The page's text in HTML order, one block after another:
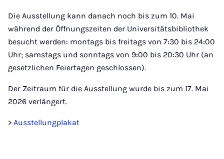
Die Ausstellung kann danach noch bis zum 10. Mai
während der Öffnungszeiten der Universitätsbibliothek
besucht werden: montags bis freitags von 7:30 bis 24:00
Uhr; samstags und sonntags von 9:00 bis 20:30 Uhr (an
gesetzlichen Feiertagen geschlossen).
Der Zeitraum für die Ausstellung wurde bis zum 17. Mai
2026 verlängert.
> Ausstellungplakat